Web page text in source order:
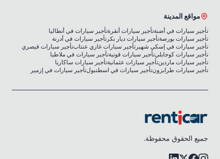
مواقع المدينة
تأجير سيارات في أضنةتأجير سيارات أنقرةتأجير سيارات في أنطاليا
تأجير سيارات بورصةتأجير سيارات ديار بكرتأجير سيارات في أدرنة
تأجير سيارات في إسكي شهيرتأجير سيارات غازي عنتابتأجير سيارات قيصري
تأجير سيارات كوجايليتأجير سيارات قونيةتأجير سيارات في ملاطيا
تأجير سيارات ماردينتأجير سيارات عثمانيةتأجير سيارات ساكاريا
تأجير سيارات طرابزونتأجير سيارات في اسطنبولتأجير سيارات في إزمير
جميع الحقوق محفوظة.